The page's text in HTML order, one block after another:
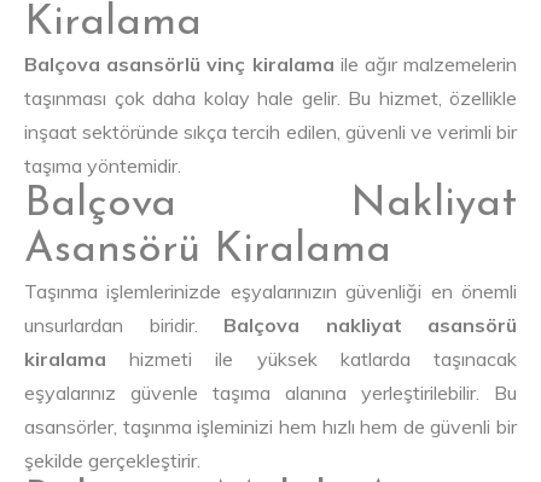
Kiralama
Balçova asansörlü vinç kiralama ile ağır malzemelerin
taşınması çok daha kolay hale gelir. Bu hizmet, özellikle
inşaat sektöründe sıkça tercih edilen, güvenli ve verimli bir
taşıma yöntemidir.
Balçova Nakliyat
Asansörü Kiralama
Taşınma işlemlerinizde eşyalarınızın güvenliği en önemli
unsurlardan biridir. Balçova nakliyat asansörü
kiralama hizmeti ile yüksek katlarda taşınacak
eşyalarınız güvenle taşıma alanına yerleştirilebilir. Bu
asansörler, taşınma işleminizi hem hızlı hem de güvenli bir
şekilde gerçekleştirir.